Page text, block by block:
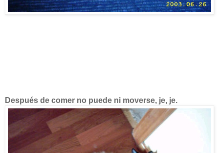
Después de comer no puede ni moverse, je, je.